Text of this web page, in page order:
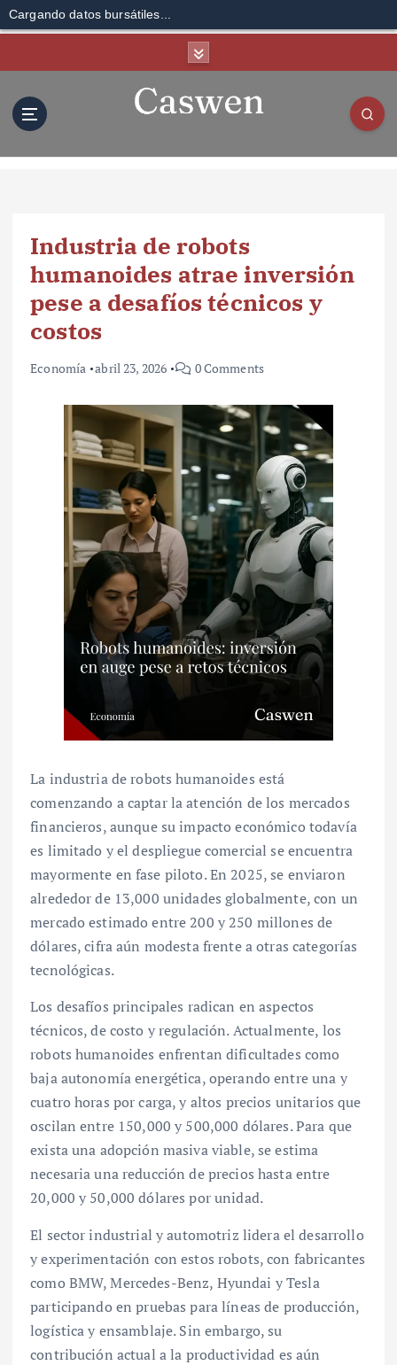
Cargando datos bursátiles...
Industria de robots
humanoides atrae inversión
pese a desafíos técnicos y
costos
Economía abril 23, 2026 0 Comments
La industria de robots humanoides está
comenzando a captar la atención de los mercados
financieros, aunque su impacto económico todavía
es limitado y el despliegue comercial se encuentra
mayormente en fase piloto. En 2025, se enviaron
alrededor de 13,000 unidades globalmente, con un
mercado estimado entre 200 y 250 millones de
dólares, cifra aún modesta frente a otras categorías
tecnológicas.
Los desafíos principales radican en aspectos
técnicos, de costo y regulación. Actualmente, los
robots humanoides enfrentan dificultades como
baja autonomía energética, operando entre una y
cuatro horas por carga, y altos precios unitarios que
oscilan entre 150,000 y 500,000 dólares. Para que
exista una adopción masiva viable, se estima
necesaria una reducción de precios hasta entre
20,000 y 50,000 dólares por unidad.
El sector industrial y automotriz lidera el desarrollo
y experimentación con estos robots, con fabricantes
como BMW, Mercedes-Benz, Hyundai y Tesla
participando en pruebas para líneas de producción,
logística y ensamblaje. Sin embargo, su
contribución actual a la productividad es aún